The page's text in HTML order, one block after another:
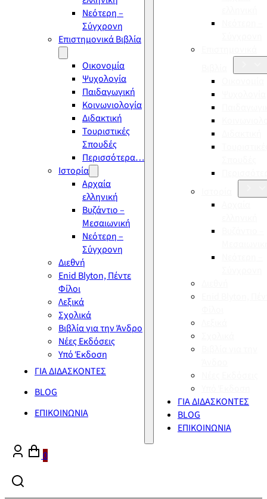
Νεότερη –
Σύγχρονη
Επιστημονικά Βιβλία
Οικονομία
Ψυχολογία
Παιδαγωγική
Κοινωνιολογία
Διδακτική
Τουριστικές
Σπουδές
Περισσότερα…
Ιστορία
Αρχαία
ελληνική
Βυζάντιο –
Μεσαιωνική
Νεότερη –
Σύγχρονη
Διεθνή
Enid Blyton, Πέντε
Φίλοι
Λεξικά
Σχολικά
Βιβλία για την Άνδρο
Νέες Εκδόσεις
Υπό Έκδοση
ΓΙΑ ΔΙΔΑΣΚΟΝΤΕΣ
BLOG
ΕΠΙΚΟΙΝΩΝΙΑ
ΓΙΑ ΔΙΔΑΣΚΟΝΤΕΣ
BLOG
ΕΠΙΚΟΙΝΩΝΙΑ
0